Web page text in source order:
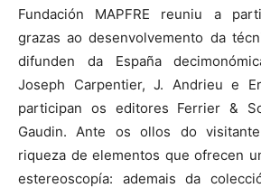
Fundación MAPFRE reuniu a
grazas ao desenvolvemento da
difunden da España
Joseph Carpentier, J. Andrieu e
participan os editores Ferrier &
Gaudin. Ante os ollos do
riqueza de elementos que ofrecen
estereoscopía: ademais da